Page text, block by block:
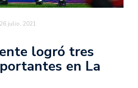
26 julio, 2021
logró tres
en La